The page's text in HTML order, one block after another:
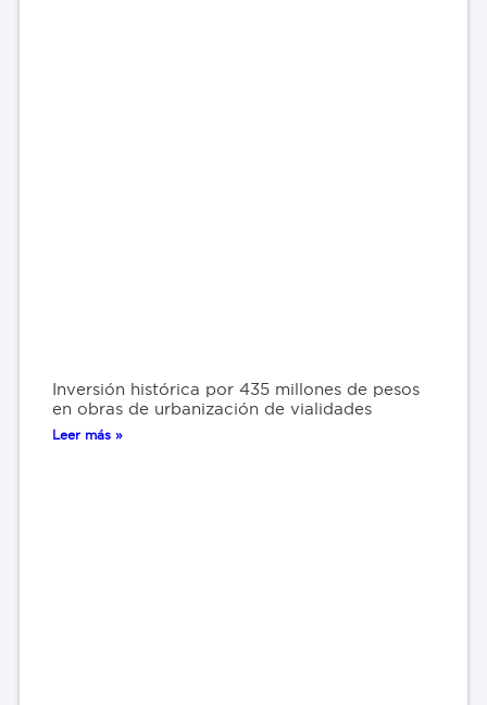
Inversión histórica por 435 millones de pesos
en obras de urbanización de vialidades
Leer más »